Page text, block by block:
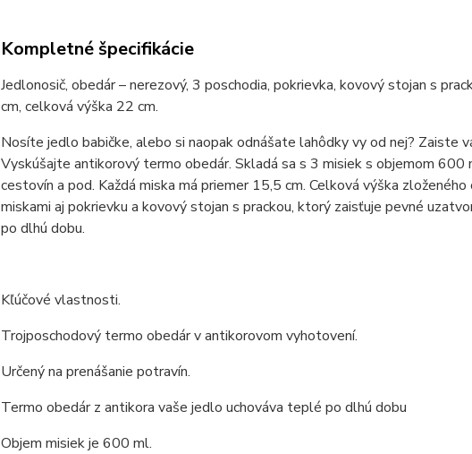
Kompletné špecifikácie
Jedlonosič, obedár – nerezový, 3 poschodia, pokrievka, kovový stojan s
cm, celková výška 22 cm.
Nosíte jedlo babičke, alebo si naopak odnášate lahôdky vy od nej? Zaiste
Vyskúšajte antikorový termo obedár. Skladá sa s 3 misiek s objemom 600
cestovín a pod. Každá miska má priemer 15,5 cm. Celková výška
miskami aj pokrievku a kovový stojan s prackou, ktorý zaisťuje pevné
po dlhú dobu.
Kľúčové vlastnosti.
Trojposchodový termo obedár v antikorovom vyhotovení.
Určený na prenášanie potravín.
Termo obedár z antikora vaše jedlo uchováva teplé po dlhú dobu
Objem misiek je 600 ml.